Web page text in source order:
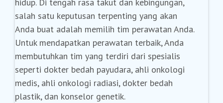
hidup. Di tengah rasa takut dan kebingungan,
salah satu keputusan terpenting yang akan
Anda buat adalah memilih tim perawatan Anda.
Untuk mendapatkan perawatan terbaik, Anda
membutuhkan tim yang terdiri dari spesialis
seperti dokter bedah payudara, ahli onkologi
medis, ahli onkologi radiasi, dokter bedah
plastik, dan konselor genetik.